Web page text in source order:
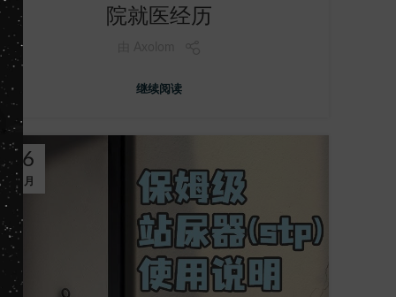
院就医经历
继续阅读
06
12 月